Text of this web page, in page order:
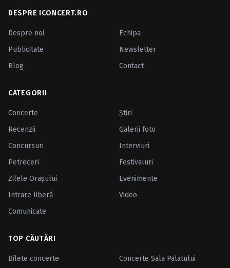
DESPRE ICONCERT.RO
Despre noi
Echipa
Publicitate
Newsletter
Blog
Contact
CATEGORII
Concerte
Ştiri
Recenzii
Galerii foto
Concursuri
Interviuri
Petreceri
Festivaluri
Zilele Oraşului
Evenimente
Intrare liberă
Video
Comunicate
TOP CĂUTĂRI
Bilete concerte
Concerte Sala Palatului